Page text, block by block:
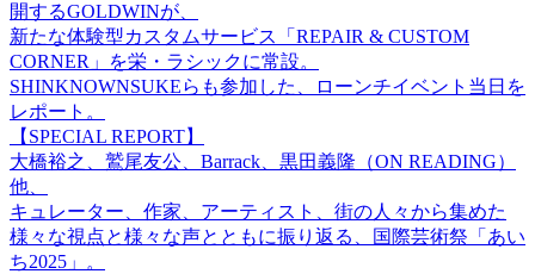
開するGOLDWINが、
新たな体験型カスタムサービス「REPAIR & CUSTOM
CORNER」を栄・ラシックに常設。
SHINKNOWNSUKEらも参加した、ローンチイベント当日を
レポート。
【SPECIAL REPORT】
大橋裕之、鷲尾友公、Barrack、黒田義隆（ON READING）
他、
キュレーター、作家、アーティスト、街の人々から集めた
様々な視点と様々な声とともに振り返る、国際芸術祭「あい
ち2025」。